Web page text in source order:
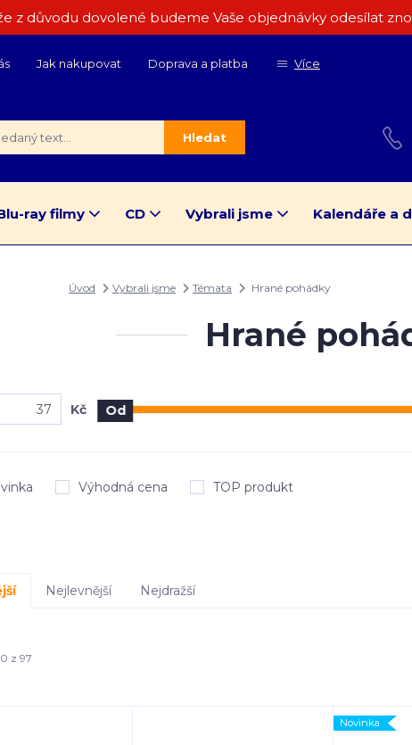
z důvodu dovolené budeme Vaše objednávky odesílat
Jak nakupovat Doprava a platba Více
Hledat
ray filmy CD Vybrali jsme Kalendáře a
Úvod Vybrali jsme Témata Hrané pohádky
Hrané
Kč Od
Výhodná cena TOP produkt
Nejlevnější Nejdražší
z 97
Novinka